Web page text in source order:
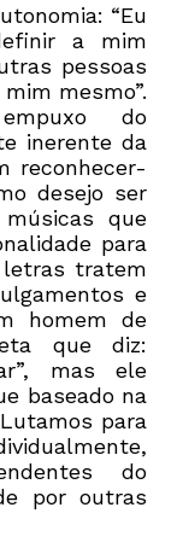
“Eu
a mim
pessoas
mesmo”.
do
inerente da
reconhecer-
desejo ser
que
para
tratem
e
homem de
que diz:
mas ele
baseado na
para
do
por outras